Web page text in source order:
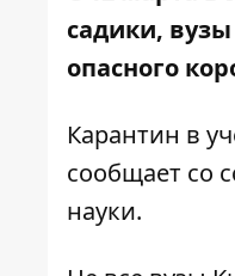
садики,
опасного
Карантин в
сообщает со
науки.